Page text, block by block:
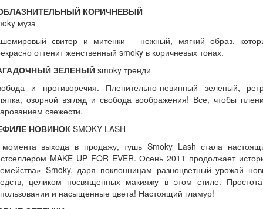
КОРИЧНЕВЫЙ
муза
свитер и митенки – нежный, мягкий образ,
оттенит женственный smoky в коричневых тонах.
ЗЕЛЕНЫЙsmoky тренди
и противоречия. Пленительно-невинный зеленый,
озорной взгляд и свобода воображения! Все, чтобы
свежести.
НОВИНОК SMOKY LASH
выхода в продажу, тушь Smoky Lash стала
MAKE UP FOR EVER. Осень 2011 продолжает
Smoky, даря поклонницам разноцветный урожай
целиком посвященных макияжу в этом стиле.
и насыщенные цвета! Настоящий гламур!